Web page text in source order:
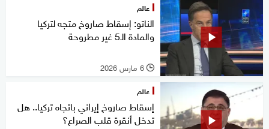
عالم
الناتو: إسقاط صاروخ متجه لتركيا
والمادة الـ5 غير مطروحة
l 6 مارس 2026
عالم
إسقاط صاروخ إيراني باتجاه تركيا.. هل
تدخل أنقرة قلب الصراع؟